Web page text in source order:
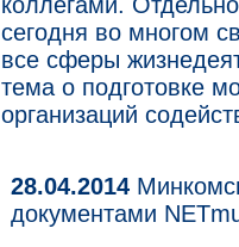
сегодня во многом
все сферы
тема о подготовке
организаций
28.04.2014
документами